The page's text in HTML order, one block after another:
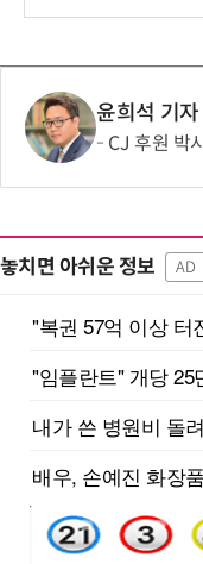
윤희석 기자
CJ 후원 박시훈,
놓치면 아쉬운 정보 AD